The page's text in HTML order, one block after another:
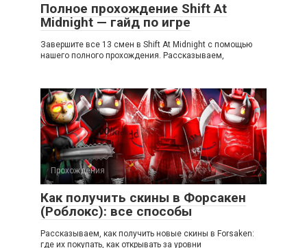
Полное прохождение Shift At
Midnight — гайд по игре
Завершите все 13 смен в Shift At Midnight с помощью
нашего полного прохождения. Рассказываем,
Прохождения
Как получить скины в Форсакен
(Роблокс): все способы
Рассказываем, как получить новые скины в Forsaken:
где их покупать, как открывать за уровни